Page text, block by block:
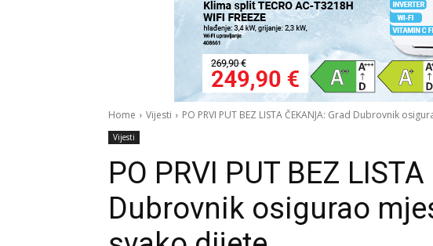
Home Vijesti PO PRVI PUT BEZ LISTA ČEKANJA: Grad Dubrovnik
Vijesti
PO PRVI PUT BEZ
Dubrovnik osigurao